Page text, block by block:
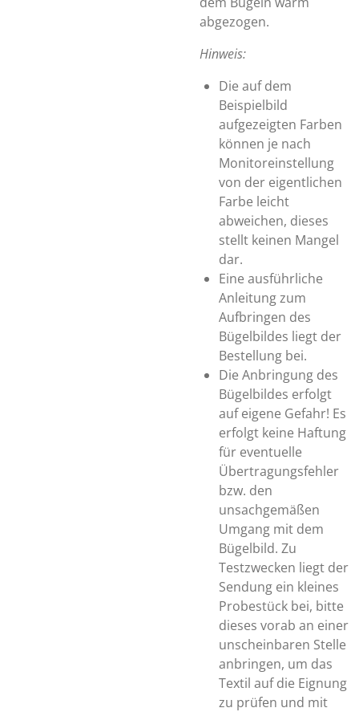
abgezogen.
Hinweis:
Die auf dem
Beispielbild
aufgezeigten Farben
können je nach
Monitoreinstellung
von der eigentlichen
Farbe leicht
abweichen, dieses
stellt keinen Mangel
dar.
Eine ausführliche
Anleitung zum
Aufbringen des
Bügelbildes liegt der
Bestellung bei.
Die Anbringung des
Bügelbildes erfolgt
auf eigene Gefahr! Es
erfolgt keine Haftung
für eventuelle
Übertragungsfehler
bzw. den
unsachgemäßen
Umgang mit dem
Bügelbild. Zu
Testzwecken liegt der
Sendung ein kleines
Probestück bei, bitte
dieses vorab an einer
unscheinbaren Stelle
anbringen, um das
Textil auf die Eignung
zu prüfen und mit